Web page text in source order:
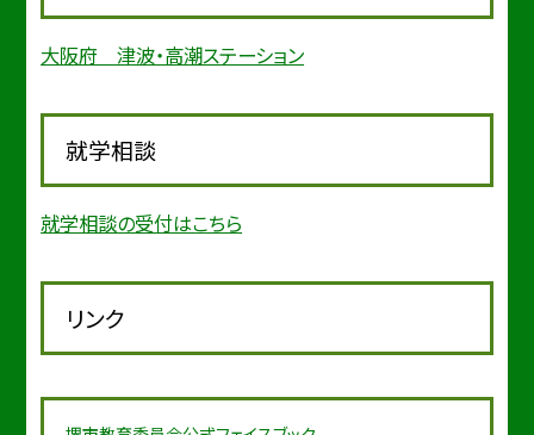
大阪府 津波・高潮ステーション
就学相談
就学相談の受付はこちら
リンク